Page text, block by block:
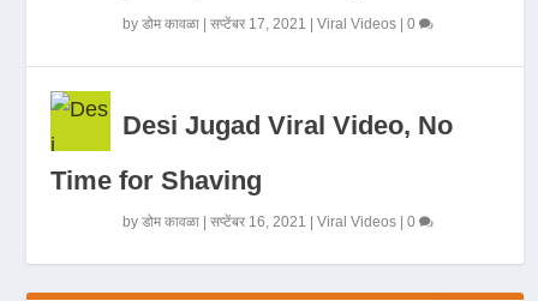
byडोम कावळा |सप्टेंबर 17, 2021 |Viral Videos |0
Desi Jugad Viral Video, No
Time for Shaving
byडोम कावळा |सप्टेंबर 16, 2021 |Viral Videos |0